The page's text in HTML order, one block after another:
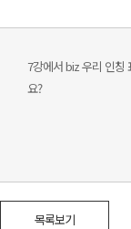
7강에서 biz 우리 인칭
요?
목록보기